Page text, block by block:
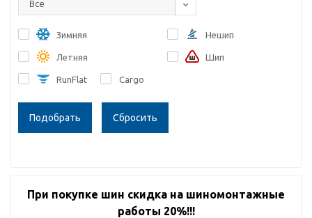
Все
Зимняя
Летняя
RunFlat Cargo
Нешип
Шип
Сбросить
При покупке шин скидка на шиномонтажные
работы 20%!!!